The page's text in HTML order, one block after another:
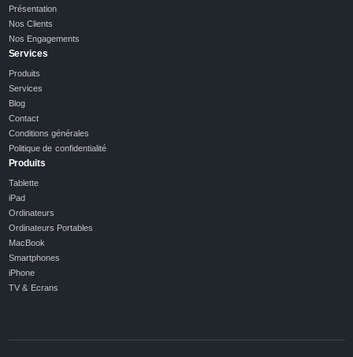
Présentation
Nos Clients
Nos Engagements
Services
Produits
Services
Blog
Contact
Conditions générales
Politique de confidentialité
Produits
Tablette
iPad
Ordinateurs
Ordinateurs Portables
MacBook
Smartphones
iPhone
TV & Ecrans